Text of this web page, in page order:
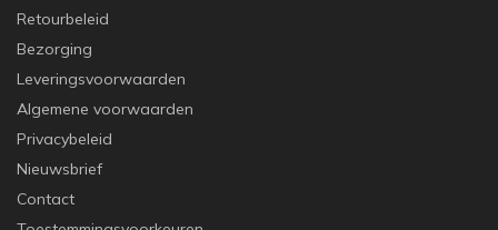
Retourbeleid
Bezorging
Leveringsvoorwaarden
Algemene voorwaarden
Privacybeleid
Nieuwsbrief
Contact